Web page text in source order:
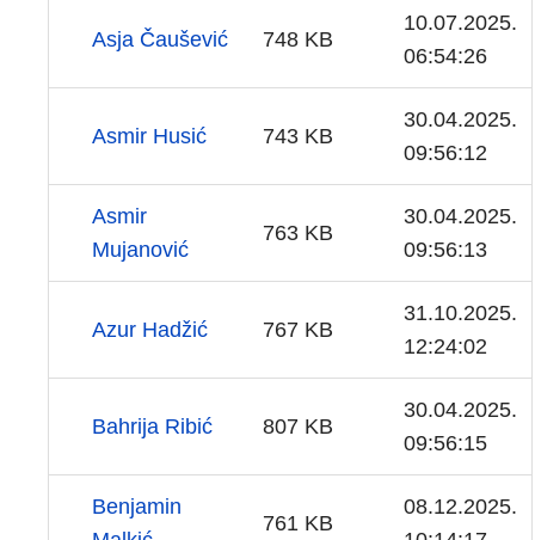
Asja Čaušević 748 KB
10.07.2025.
06:54:26
Asmir Husić 743 KB
30.04.2025.
09:56:12
Asmir
Mujanović
763 KB
30.04.2025.
09:56:13
Azur Hadžić 767 KB
31.10.2025.
12:24:02
Bahrija Ribić 807 KB
30.04.2025.
09:56:15
Benjamin
761 KB
08.12.2025.